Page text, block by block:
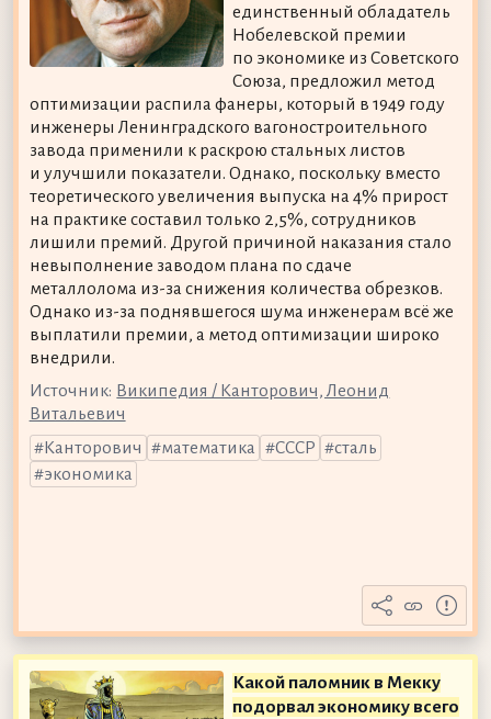
единственный обладатель
Нобелевской премии
по экономике из Советского
Союза, предложил метод
оптимизации распила фанеры, который в 1949 году
инженеры Ленинградского вагоностроительного
завода применили к раскрою стальных листов
и улучшили показатели. Однако, поскольку вместо
теоретического увеличения выпуска на 4% прирост
на практике составил только 2,5%, сотрудников
лишили премий. Другой причиной наказания стало
невыполнение заводом плана по сдаче
металлолома из-за снижения количества обрезков.
Однако из-за поднявшегося шума инженерам всё же
выплатили премии, а метод оптимизации широко
внедрили.
Источник: Википедия / Канторович, Леонид
Витальевич
Канторович
математика СССР
сталь
экономика
Какой паломник в Мекку
подорвал экономику всего